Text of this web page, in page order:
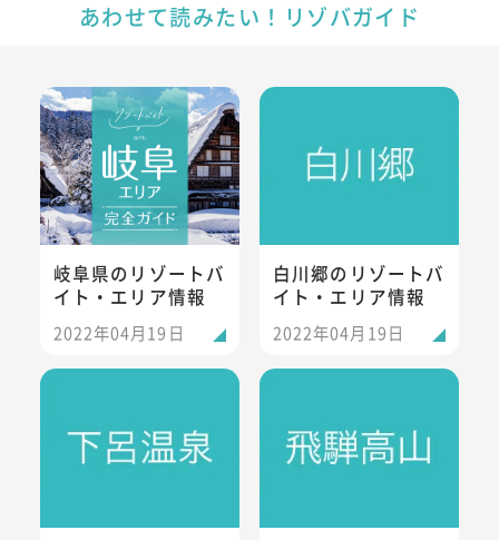
あわせて読みたい！リゾバガイド
岐阜県のリゾートバイト・エリア情報
岐阜県のリゾートバ
イト・エリア情報
2022年04月19日
白川郷のリゾートバイト・エリ
白川郷のリゾートバ
イト・エリア情報
2022年04月19日
下呂温泉のリゾートバイト・エリア情報飛騨高山のリゾートバイト・エ